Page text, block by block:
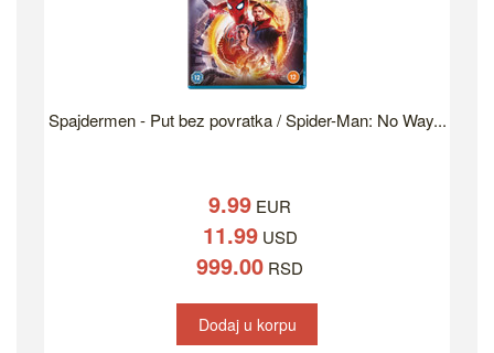
Spajdermen - Put bez povratka / Spider-Man: No Way...
9.99 EUR
11.99USD
999.00 RSD
Dodaj u korpu